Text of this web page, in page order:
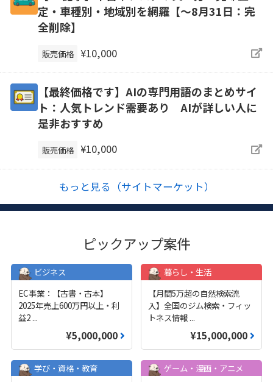
定・車種別・地域別を網羅【～8月31日：完
全削除】
販売価格 ¥10,000
【最終価格です】AIの専門用語のまとめサイ
ト：人気トレンド需要あり AIが詳しい人に
是非おすすめ
販売価格 ¥10,000
もっと見る（サイトマーケット）
ピックアップ案件
ビジネス
EC事業：【古書・古本】
2025年売上600万円以上・利
益2 ...
¥5,000,000
暮らし・生活
【月間5万超の自然検索流
入】全国のジム検索・フィッ
トネス情報 ...
¥15,000,000
学び・資格・教育
ゲーム・漫画・アニメ